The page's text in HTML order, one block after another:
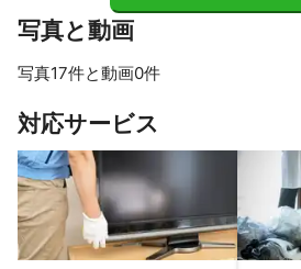
写真と動画
写真17件と動画0件
対応サービス